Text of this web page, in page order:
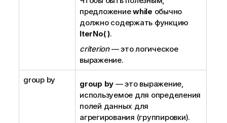
предложениеwhile обычно
должно содержать функцию
IterNo( ).
criterion— это логическое
выражение.
group by group by — это выражение,
используемое для определения
полей данных для
агрегирования (группировки).